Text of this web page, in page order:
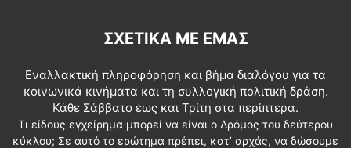
ΣΧΕΤΙΚΆ ΜΕ ΕΜΆΣ
Εναλλακτική πληροφόρηση και βήμα διαλόγου για τα
κοινωνικά κινήματα και τη συλλογική πολιτική δράση.
Κάθε Σάββατο έως και Τρίτη στα περίπτερα.
Τι είδους εγχείρημα μπορεί να είναι ο Δρόμος του δεύτερου
κύκλου; Σε αυτό το ερώτημα πρέπει, κατ’ αρχάς, να δώσουμε